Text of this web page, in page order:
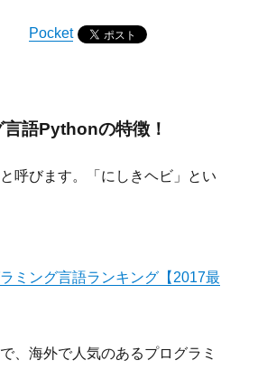
Pocket
語Pythonの特徴！
呼びます。「にしきヘビ」とい
ミング言語ランキング【2017最
、海外で人気のあるプログラミ